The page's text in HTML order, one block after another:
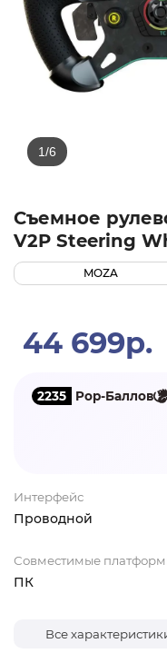
Съемное
V2P Steering
MOZA
44 699р.
2235 Pop-Баллов
Интерфейс
Проводной
Совместимые
ПК
Все